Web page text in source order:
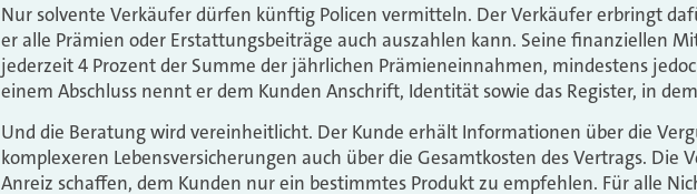
Nur solvente Verkäufer dürfen künftig Policen vermitteln. Der Verkäufer erbringt
er alle Prämien oder Erstattungsbeiträge auch auszahlen kann. Seine finanziellen
jederzeit 4 Prozent der Summe der jährlichen Prämieneinnahmen, mindestens
einem Abschluss nennt er dem Kunden Anschrift, Identität sowie das Register, in
Und die Beratung wird vereinheitlicht. Der Kunde erhält Informationen über die
komplexeren Lebensversicherungen auch über die Gesamtkosten des Vertrags. Die
Anreiz schaffen, dem Kunden nur ein bestimmtes Produkt zu empfehlen. Für alle